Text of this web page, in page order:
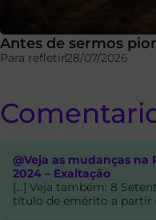
Antes de sermos
Para refletir28/07/2026
@Veja as mudanças na
2024 – Exaltação
[…] Veja também: 8
título de emérito a partir